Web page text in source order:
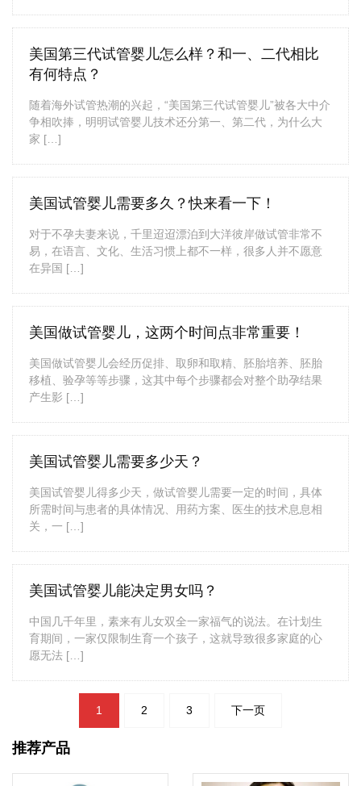
美国第三代试管婴儿怎么样？和一、二代相比
有何特点？
随着海外试管热潮的兴起，“美国第三代试管婴儿”被各大中介
争相吹捧，明明试管婴儿技术还分第一、第二代，为什么大
家 […]
美国试管婴儿需要多久？快来看一下！
对于不孕夫妻来说，千里迢迢漂泊到大洋彼岸做试管非常不
易，在语言、文化、生活习惯上都不一样，很多人并不愿意
在异国 […]
美国做试管婴儿，这两个时间点非常重要！
美国做试管婴儿会经历促排、取卵和取精、胚胎培养、胚胎
移植、验孕等等步骤，这其中每个步骤都会对整个助孕结果
产生影 […]
美国试管婴儿需要多少天？
美国试管婴儿得多少天，做试管婴儿需要一定的时间，具体
所需时间与患者的具体情况、用药方案、医生的技术息息相
关，一 […]
美国试管婴儿能决定男女吗？
中国几千年里，素来有儿女双全一家福气的说法。在计划生
育期间，一家仅限制生育一个孩子，这就导致很多家庭的心
愿无法 […]
航
1 2 3 下一页
推荐产品